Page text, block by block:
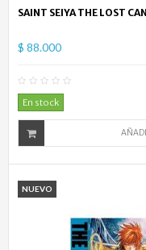
SAINT SEIYA THE LOST
$ 88.000
En stock
NUEVO